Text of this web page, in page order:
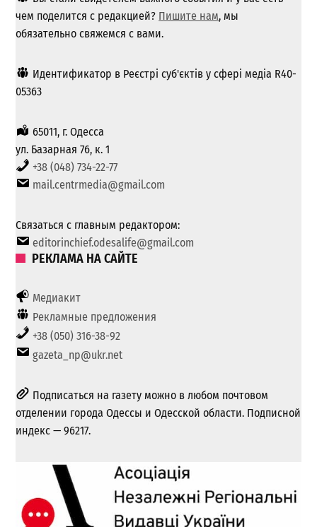
чем поделится с редакцией? Пишите нам, мы
обязательно свяжемся с вами.
Идентификатор в Реєстрі суб'єктів у сфері медіа R40-
05363
65011, г. Одесса
ул. Базарная 76, к. 1
+38 (048) 734-22-77
mail.centrmedia@gmail.com
Связаться с главным редактором:
editorinchief.odesalife@gmail.com
РЕКЛАМА НА САЙТЕ
Медиакит
Рекламные предложения
+38 (050) 316-38-92
gazeta_np@ukr.net
Подписаться на газету можно в любом почтовом
отделении города Одессы и Одесской области. Подписной
индекс — 96217.